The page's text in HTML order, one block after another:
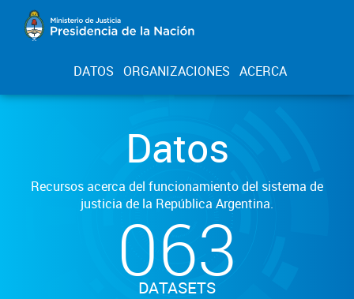
DATOS ORGANIZACIONES ACERCA
Datos
Recursos acerca del funcionamiento del sistema de
justicia de la República Argentina.
063
DATASETS